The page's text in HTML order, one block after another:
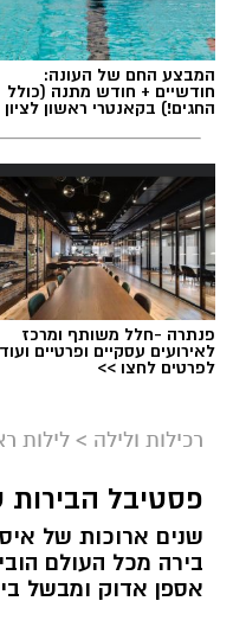
המבצע החם של העונה:
חודשיים + חודש מתנה (כולל
החגים!) בקאנטרי ראשון לציון
פנתרה -חלל משותף ומרכז
לאירועים עסקיים ופרטיים ועוד
לפרטים לחצו >>
רכילות ולילה > לילות
פסטיבל
שנים ארוכות של
בירה מכל העולם
אספן אדוק ומבשל